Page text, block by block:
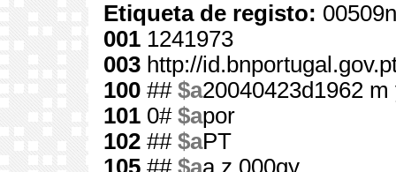
Etiqueta de registo:
001 1241973
003 http://
100 ## $a20040423d1962
101 0# $apor
102 ## $aPT
105 ## $aa z 000gy